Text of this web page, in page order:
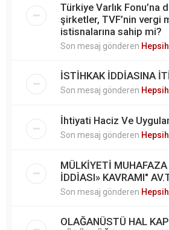
Türkiye Varlık Fonu’na
şirketler, TVF’nin vergi
istisnalarına sahip mi?
Son mesaj gönderen
İSTİHKAK İDDİASINA
Son mesaj gönderen
İhtiyati Haciz Ve
Son mesaj gönderen
MÜLKİYETİ
İDDİASI» KAVRAMI"
Son mesaj gönderen
OLAĞANÜSTÜ HAL